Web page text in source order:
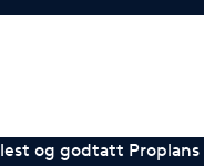
og godtatt Proplans